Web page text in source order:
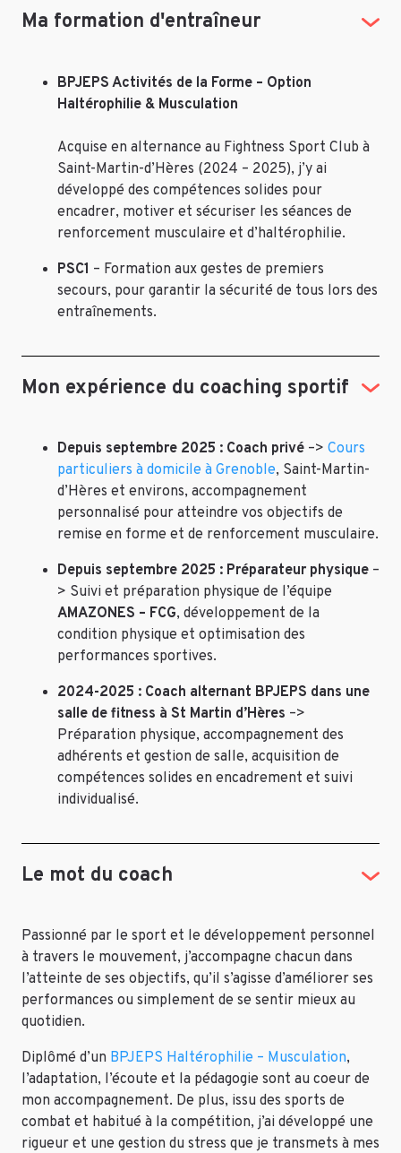
Ma formation d'entraîneur
BPJEPS Activités de la Forme – Option
Haltérophilie & Musculation
Acquise en alternance au Fightness Sport Club à
Saint-Martin-d’Hères (2024 – 2025), j’y ai
développé des compétences solides pour
encadrer, motiver et sécuriser les séances de
renforcement musculaire et d’haltérophilie.
PSC1 – Formation aux gestes de premiers
secours, pour garantir la sécurité de tous lors des
entraînements.
Mon expérience du coaching sportif
Depuis septembre 2025 : Coach privé –> Cours
particuliers à domicile à Grenoble, Saint-Martin-
d’Hères et environs, accompagnement
personnalisé pour atteindre vos objectifs de
remise en forme et de renforcement musculaire.
Depuis septembre 2025 : Préparateur physique –
> Suivi et préparation physique de l’équipe
AMAZONES – FCG, développement de la
condition physique et optimisation des
performances sportives.
2024-2025 : Coach alternant BPJEPS dans une
salle de fitness à St Martin d’Hères –>
Préparation physique, accompagnement des
adhérents et gestion de salle, acquisition de
compétences solides en encadrement et suivi
individualisé.
Le mot du coach
Passionné par le sport et le développement personnel
à travers le mouvement, j’accompagne chacun dans
l’atteinte de ses objectifs, qu’il s’agisse d’améliorer ses
performances ou simplement de se sentir mieux au
quotidien.
Diplômé d’un BPJEPS Haltérophilie – Musculation,
l’adaptation, l’écoute et la pédagogie sont au coeur de
mon accompagnement. De plus, issu des sports de
combat et habitué à la compétition, j’ai développé une
rigueur et une gestion du stress que je transmets à mes